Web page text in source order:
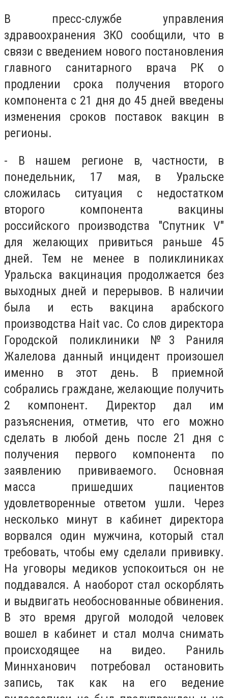
В пресс-службе управления
здравоохранения ЗКО сообщили, что в
связи с введением нового постановления
главного санитарного врача РК о
продлении срока получения второго
компонента с 21 дня до 45 дней введены
изменения сроков поставок вакцин в
регионы.
- В нашем регионе в, частности, в
понедельник, 17 мая, в Уральске
сложилась ситуация с недостатком
второго компонента вакцины
российского производства "Спутник V"
для желающих привиться раньше 45
дней. Тем не менее в поликлиниках
Уральска вакцинация продолжается без
выходных дней и перерывов. В наличии
была и есть вакцина арабского
производства Hait vac. Со слов директора
Городской поликлиники №3 Раниля
Жалелова данный инцидент произошел
именно в этот день. В приемной
собрались граждане, желающие получить
2 компонент. Директор дал им
разъяснения, отметив, что его можно
сделать в любой день после 21 дня с
получения первого компонента по
заявлению прививаемого. Основная
масса пришедших пациентов
удовлетворенные ответом ушли. Через
несколько минут в кабинет директора
ворвался один мужчина, который стал
требовать, чтобы ему сделали прививку.
На уговоры медиков успокоиться он не
поддавался. А наоборот стал оскорблять
и выдвигать необоснованные обвинения.
В это время другой молодой человек
вошел в кабинет и стал молча снимать
происходящее на видео. Раниль
Миннханович потребовал остановить
запись, так как на его ведение